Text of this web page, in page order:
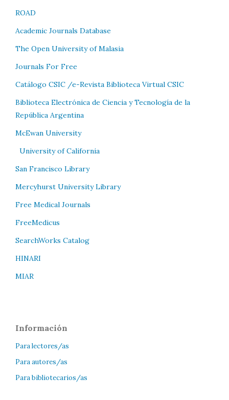
ROAD
Academic Journals Database
The Open University of Malasia
Journals For Free
Catálogo CSIC /e-Revista Biblioteca Virtual CSIC
Biblioteca Electrónica de Ciencia y Tecnología de la
República Argentina
McEwan University
University of California
San Francisco Library
Mercyhurst University Library
Free Medical Journals
FreeMedicus
SearchWorks Catalog
HINARI
MIAR
Información
Para lectores/as
Para autores/as
Para bibliotecarios/as